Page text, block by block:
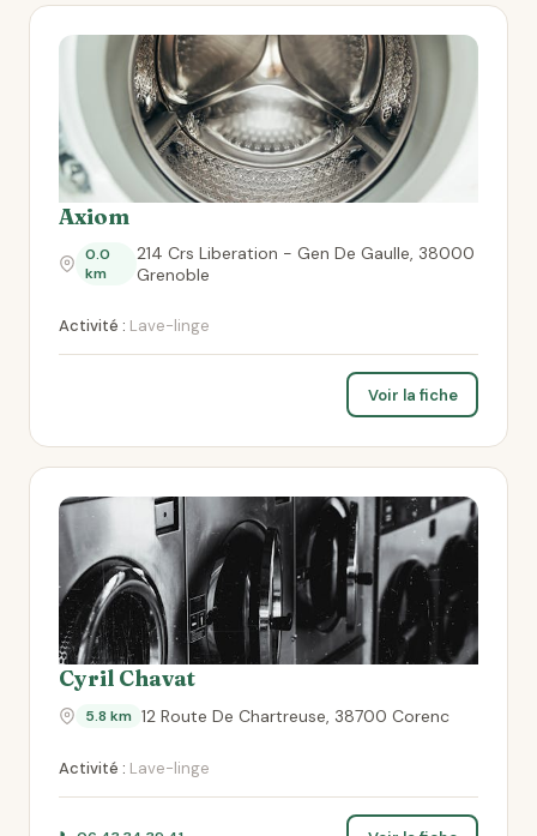
Axiom
0.0
km
214 Crs Liberation - Gen De Gaulle, 38000
Grenoble
Activité : Lave-linge
Voir la fiche
Cyril Chavat
5.8 km 12 Route De Chartreuse, 38700 Corenc
Activité : Lave-linge